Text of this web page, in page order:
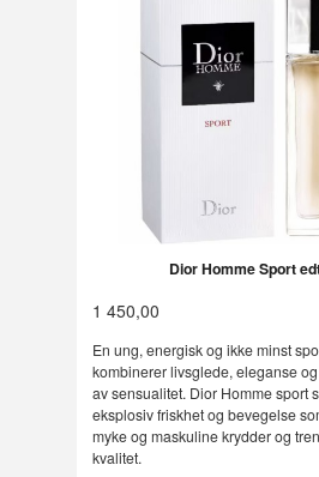
Dior Homme Sport
1 450,00
En ung, energisk og ikke minst
kombinerer livsglede, eleganse
av sensualitet. Dior Homme sport
eksplosiv friskhet og bevegelse
myke og maskuline krydder og
kvalitet.